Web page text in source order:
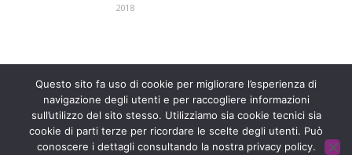
2018
Fondazione ISAL © 2026 P. IVA 03932590403
Privacy Policy- Sviluppato da Archimede - A.S.I. srl
Questo sito fa uso di cookie per migliorare l’esperienza di
navigazione degli utenti e per raccogliere informazioni
sull’utilizzo del sito stesso. Utilizziamo sia cookie tecnici sia
cookie di parti terze per ricordare le scelte degli utenti. Può
conoscere i dettagli consultando la nostra privacy policy.